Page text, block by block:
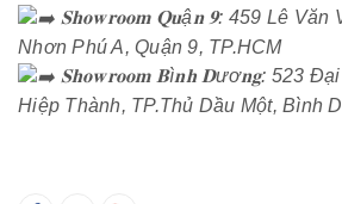
𝐒𝐡𝐨𝐰𝐫𝐨𝐨𝐦 𝐐𝐮ậ𝐧 𝟗: 459 Lê Văn
Nhơn Phú A, Quận 9, TP.HCM
𝐒𝐡𝐨𝐰𝐫𝐨𝐨𝐦 𝐁ì𝐧𝐡 𝐃ươ𝐧𝐠: 523 Đại
Hiệp Thành, TP.Thủ Dầu Một, Bình